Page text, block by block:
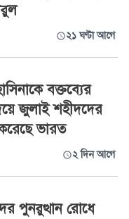
২১ ঘণ্টা আগে
বক্তব্যের
জুলাই শহীদদের
ভারত
২ দিন আগে
পুনরুত্থান রোধে